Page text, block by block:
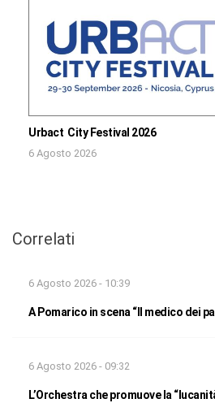
Urbact City Festival 2026
6 Agosto 2026
Correlati
6 Agosto 2026 - 10:39
A Pomarico in scena “Il medico dei
6 Agosto 2026 - 09:32
L’Orchestra che promuove la